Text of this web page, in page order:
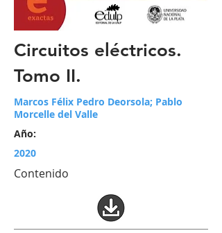
Circuitos eléctricos.
Tomo II.
Marcos Félix Pedro Deorsola; Pablo
Morcelle del Valle
Año:
2020
Contenido